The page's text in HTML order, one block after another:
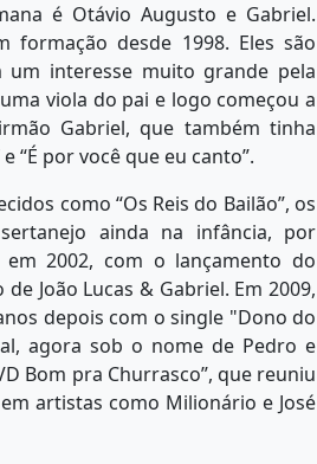
é Otávio Augusto e Gabriel.
desde 1998. Eles são
um interesse muito grande pela
viola do pai e logo começou a
Gabriel, que também tinha
“É por você que eu canto”.
como “Os Reis do Bailão”, os
ainda na infância, por
2002, com o lançamento do
João Lucas & Gabriel. Em 2009,
depois com o single "Dono do
agora sob o nome de Pedro e
Bom pra Churrasco”, que reuniu
artistas como Milionário e José